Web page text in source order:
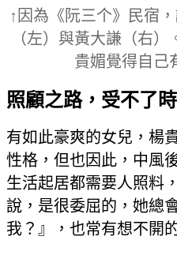
↑因為《阮三个》民宿
（左）與黃大謙（右
貴媚覺得自己
照顧之路，受不了
有如此豪爽的女兒，楊
性格，但也因此，中風
生活起居都需要人照料
說，是很委屈的，她總
我？』，也常有想不開